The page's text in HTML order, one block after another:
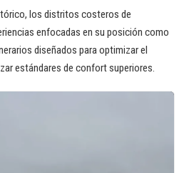
los distritos costeros de
enfocadas en su posición como
diseñados para optimizar el
estándares de confort superiores.